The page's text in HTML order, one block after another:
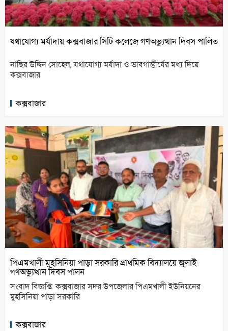
যথাযোগ্য মর্যাদায় কক্সবাজার সিটি কলেজে গণঅভ্যুত্থান দিবস পালিত
নাছির উদ্দিন সোহেল; যথাযোগ্য মর্যাদা ও ভাবগাম্ভীর্যের মধ্য দিয়ে
কক্সবাজার
কক্সবাজার
পিএমখালী মুহসিনিয়া পাড়া সরকারি প্রাথমিক বিদ্যালয়ে জুলাই
গণঅভ্যুত্থান দিবস পালন
সংবাদ বিজ্ঞপ্তি: কক্সবাজার সদর উপজেলার পিএমখালী ইউনিয়নের
মুহসিনিয়া পাড়া সরকারি
কক্সবাজার